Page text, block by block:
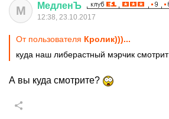
М МедленЪ
12:38, 23.10.2017
От пользователя Кролик)))...
куда наш либерастный мэрчик смотрит
А вы куда смотрите?